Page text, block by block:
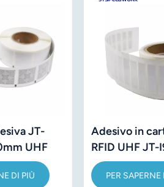
JT-
UHF
MHz
DI PIÙ
Adesivo in
RFID UHF JT-
dimensioni
PER SAPERNE